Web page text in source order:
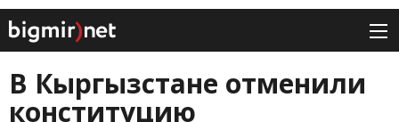
В Кыргызстане отменили
конституцию